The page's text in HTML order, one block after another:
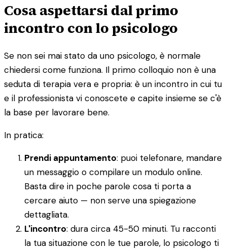
Cosa aspettarsi dal primo
incontro con lo psicologo
Se non sei mai stato da uno psicologo, è normale
chiedersi come funziona. Il primo colloquio non è una
seduta di terapia vera e propria: è un incontro in cui tu
e il professionista vi conoscete e capite insieme se c'è
la base per lavorare bene.
In pratica:
Prendi appuntamento: puoi telefonare, mandare
un messaggio o compilare un modulo online.
Basta dire in poche parole cosa ti porta a
cercare aiuto — non serve una spiegazione
dettagliata.
L'incontro: dura circa 45-50 minuti. Tu racconti
la tua situazione con le tue parole, lo psicologo ti